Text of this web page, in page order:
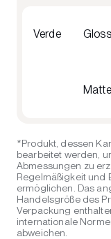
Verde
Matte
*Produkt, dessen
bearbeitet werden,
Abmessungen zu
Regelmäßigkeit und
ermöglichen. Das
Handelsgröße des
Verpackung
internationale
abweichen.